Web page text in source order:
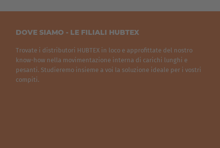
Polska
Polski
Türkiye
DOVE SIAMO - LE FILIALI HUBTEX
Trovate i distributori HUBTEX in loco e approfittate del nostro
know-how nella movimentazione interna di carichi lunghi e
pesanti. Studieremo insieme a voi la soluzione ideale per i vostri
compiti.